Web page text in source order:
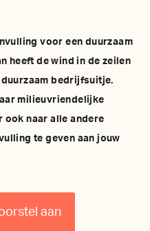
voor een duurzaam
heeft de wind in de zeilen
duurzaam bedrijfsuitje.
milieuvriendelijke
ook naar alle andere
te geven aan jouw
aan